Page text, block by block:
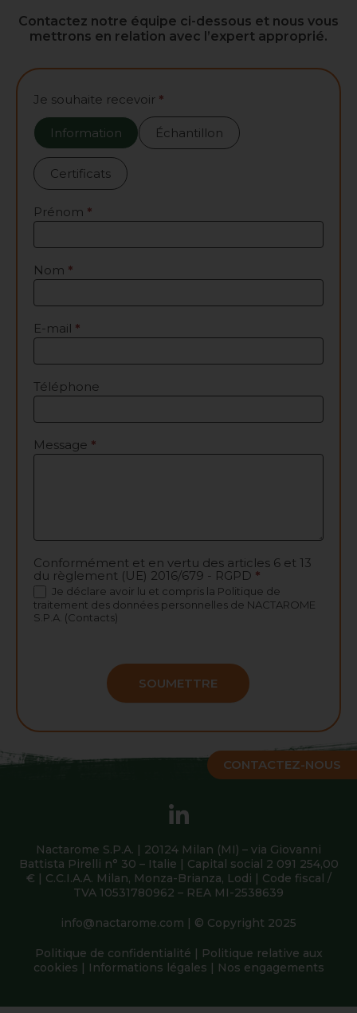
CONTACTEZ-NOUS
Contactez notre équipe ci-dessous et nous vous
mettrons en relation avec l’expert approprié.
Contactez-
Je souhaite recevoir *
Information Échantillon
Certificats
Prénom *
Nom *
E-mail *
Téléphone
Message *
Conformément et en vertu des articles 6 et 13
du règlement (UE) 2016/679 - RGPD *
Je déclare avoir lu et compris la Politique de
traitement des données personnelles de NACTAROME
S.P.A. (Contacts)
SOUMETTRE
Nactarome S.P.A. | 20124 Milan (MI) – via Giovanni
Battista Pirelli n° 30 – Italie | Capital social 2 091 254,00
€ | C.C.I.A.A. Milan, Monza-Brianza, Lodi | Code fiscal /
TVA 10531780962 – REA MI-2538639
info@nactarome.com | © Copyright 2025
Politique de confidentialité
Politique relative aux
cookies
Informations légales Nos engagements